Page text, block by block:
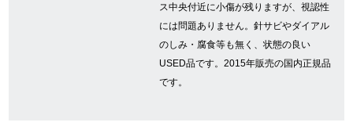
GINZA RASINについて
ス中央付近に小傷が残りますが、視認性
には問題ありません。針サビやダイアル
のしみ・腐食等も無く、状態の良い
USED品です。2015年販売の国内正規品
です。